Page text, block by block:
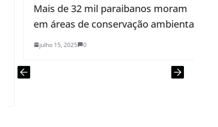
Mais de 32 mil paraibanos moram
em áreas de conservação ambiental
julho 15, 2025 0